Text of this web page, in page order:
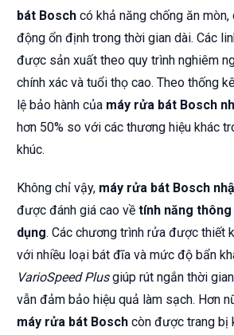
bát Bosch có khả năng chống ăn
động ổn định trong thời gian dài. Các
được sản xuất theo quy trình nghiêm
chính xác và tuổi thọ cao. Theo thống
lệ bảo hành của máy rửa bát Bosch
hơn 50% so với các thương hiệu khác
khúc.
Không chỉ vậy, máy rửa bát Bosch
được đánh giá cao về tính năng
dụng. Các chương trình rửa được thiết
với nhiều loại bát đĩa và mức độ bẩn
VarioSpeed Plusgiúp rút ngắn thời
vẫn đảm bảo hiệu quả làm sạch. Hơn
máy rửa bát Bosch còn được trang bị